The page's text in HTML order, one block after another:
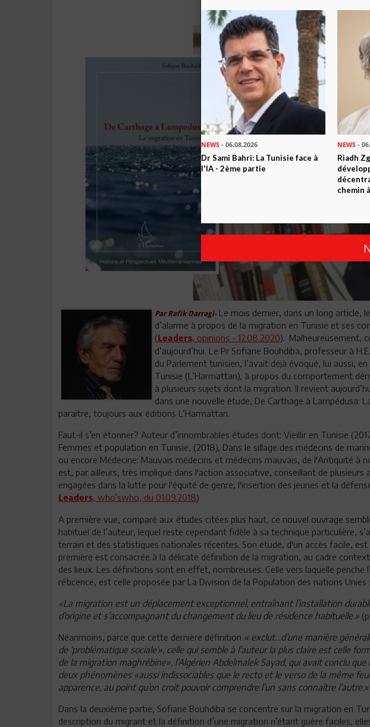
Par Rafik Darragi-Le mois dernier, dans un long article,
d’alarme à propos de la migration en Tunisie et ses
(Leaders, opinions - 12.08.2020). Malheureusement,
d’aujourd’hui. Le Pr Sofiane Bouhdiba, professeur à
du Parlement tunisien, l’avait déjà évoqué, lui aussi,
Tunisie (L’Harmattan), à propos du comportement
à plusieurs sujets dont la migration. Il revient
dans une nouvelle étude, De Carthage à Lampédusa:
paraître, toujours aux éditions L’Harmattan.
Faut-il s’en étonner? Auteur d’innombrables études dont: Vieillir en Tunisie
Femmes et population en Tunisie, (2018), Dans le sillage des médecins de
ou encore Médecine: Mauvais médecins et médecins mauvais, de l'Antiquité à
est, par ailleurs, très impliqué dans l'action associative, conseillant de plusieurs
engagées dans la lutte pour l'équité de genre, l'insertion des jeunes et la
Leaders, who’swho, du 01.09.2018)
A première vue, comparé aux études citées plus haut, ce nouvel ouvrage
habituel de l’auteur, lequel reste cependant fidèle à sa technique particulière,
terrain et des statistiques nationales récentes. Son étude, d'un accès facile,
première est consacrée à la délicate définition de la migration, au cadre
des lieux. Les définitions sont en effet, nombreuses. Celle vers laquelle penche
réticence, est celle proposée par La Division de la Population des nations Unies :
«La migration est un déplacement exceptionnel, entraînant l’installation
d’origine et s’accompagnant du changement du lieu de résidence habituelle.»
Néanmoins, parce que cette dernière définition « exclut…d’une manière
de ‘problématique sociale’», celle qui semble à l’auteur la plus claire est celle
de la migration maghrébine», l’Algérien Abdelmalek Sayad, qui avait conclu
deux phénomènes «aussi indissociables que le recto et le verso de la même
apparence, au point qu’on croit pouvoir comprendre l’un sans connaître l’autre.»
Dans la deuxième partie, Sofiane Bouhdiba se concentre sur la migration en
description du migrant et la définition d’une migration n’étant guère faciles,
NEWS - 06.08.2026
Dr Sami Bahri: La Tunisie face à
l'IA - 2ème partie
NEWS -
Riadh
chemin